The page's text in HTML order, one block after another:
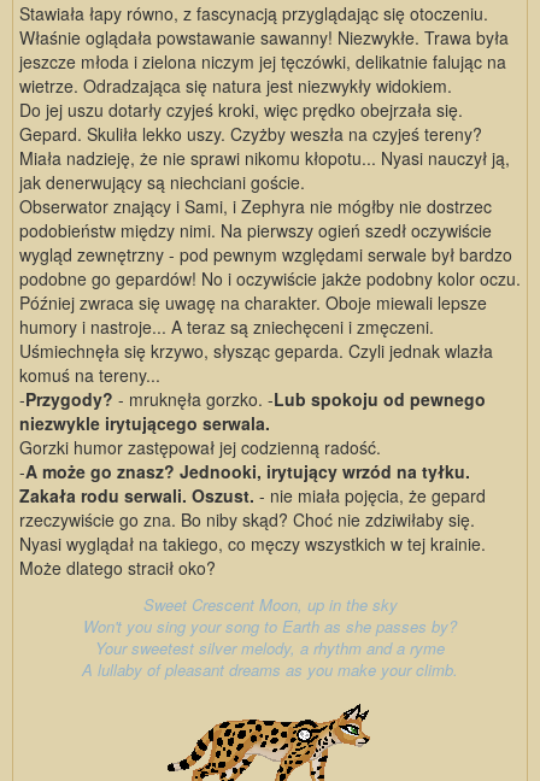
Stawiała łapy równo, z fascynacją przyglądając się otoczeniu.
Właśnie oglądała powstawanie sawanny! Niezwykłe. Trawa była
jeszcze młoda i zielona niczym jej tęczówki, delikatnie falując na
wietrze. Odradzająca się natura jest niezwykły widokiem.
Do jej uszu dotarły czyjeś kroki, więc prędko obejrzała się.
Gepard. Skuliła lekko uszy. Czyżby weszła na czyjeś tereny?
Miała nadzieję, że nie sprawi nikomu kłopotu... Nyasi nauczył ją,
jak denerwujący są niechciani goście.
Obserwator znający i Sami, i Zephyra nie mógłby nie dostrzec
podobieństw między nimi. Na pierwszy ogień szedł oczywiście
wygląd zewnętrzny - pod pewnym względami serwale był bardzo
podobne go gepardów! No i oczywiście jakże podobny kolor oczu.
Później zwraca się uwagę na charakter. Oboje miewali lepsze
humory i nastroje... A teraz są zniechęceni i zmęczeni.
Uśmiechnęła się krzywo, słysząc geparda. Czyli jednak wlazła
komuś na tereny...
-Przygody? - mruknęła gorzko. -Lub spokoju od pewnego
niezwykle irytującego serwala.
Gorzki humor zastępował jej codzienną radość.
-A może go znasz? Jednooki, irytujący wrzód na tyłku.
Zakała rodu serwali. Oszust. - nie miała pojęcia, że gepard
rzeczywiście go zna. Bo niby skąd? Choć nie zdziwiłaby się.
Nyasi wyglądał na takiego, co męczy wszystkich w tej krainie.
Może dlatego stracił oko?
Sweet Crescent Moon, up in the sky
Won't you sing your song to Earth as she passes by?
Your sweetest silver melody, a rhythm and a ryme
A lullaby of pleasant dreams as you make your climb.